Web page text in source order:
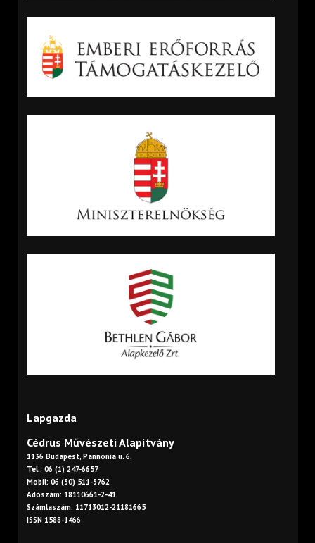
Lapgazda
Cédrus Művészeti Alapítvány
1136 Budapest, Pannónia u. 6.
Tel.: 06 (1) 247-6657
Mobil: 06 (30) 511-3762
Adószám: 18110661-2-41
Számlaszám: 11713012-21181665
ISSN 1588-1466